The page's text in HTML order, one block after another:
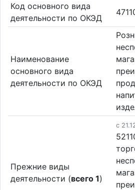
Код основного вида
деятельности по ОКЭД
Наименование
основного вида
деятельности по ОКЭД
Прежние виды
деятельности (всего 1)
c